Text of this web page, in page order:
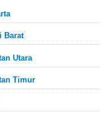
Barat
Utara
Timur